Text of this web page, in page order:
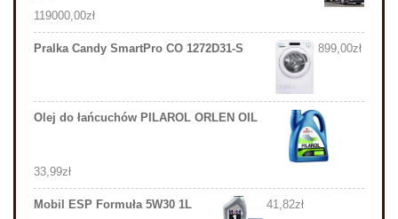
119000,00zł
Pralka Candy SmartPro CO 1272D31-S 899,00zł
Olej do łańcuchów PILAROL ORLEN OIL
33,99zł
Mobil ESP Formuła 5W30 1L 41,82zł